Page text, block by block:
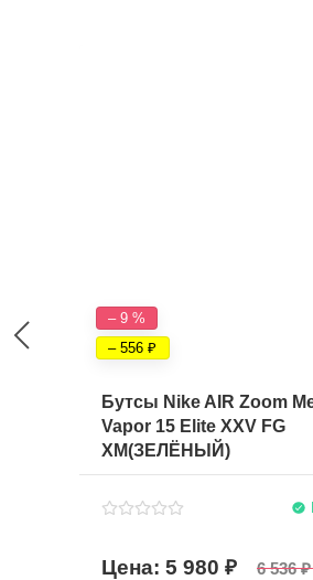
– 9 %
– 556
Бутсы Nike AIR Zoom
Vapor 15 Elite XXV FG
XM(ЗЕЛЁНЫЙ)
5 980 6 536